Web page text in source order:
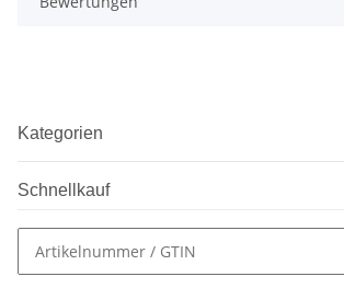
Kategorien
Schnellkauf